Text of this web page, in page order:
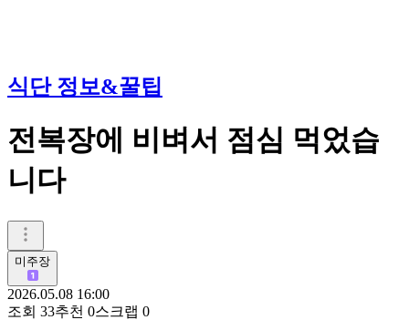
식단 정보&꿀팁
전복장에 비벼서 점심 먹었습
니다
미주장
2026.05.08 16:00
조회 33추천 0스크랩 0